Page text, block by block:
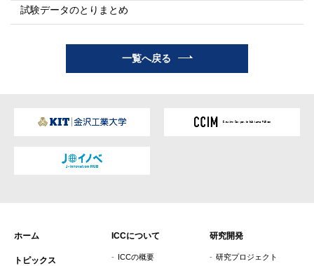
試験データのとりまとめ
一覧へ戻る
ホーム
トピックス
ICCについて
ICCの概要
研究開発
研究プロジェクト